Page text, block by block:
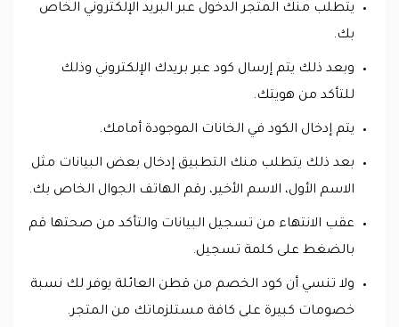
يتطلب منك المتجر الدخول عبر البريد الإلكتروني الخاص
بك.
وبعد ذلك يتم إرسال كود عبر بريدك الإلكتروني وذلك
للتأكد من هويتك.
يتم إدخال الكود في الخانات الموجودة أمامك.
بعد ذلك يتطلب منك التطبيق إدخال بعض البيانات مثل
الاسم الأول، الاسم الأخير، رقم الهاتف الجوال الخاص بك.
عقب الانتهاء من تسجيل البيانات والتأكد من صحتها قم
بالضغط على كلمة تسجيل.
ولا تنسي أن كود الخصم من قطن العائلة يوفر لك نسبة
خصومات كبيرة على كافة مستلزماتك من المتجر.